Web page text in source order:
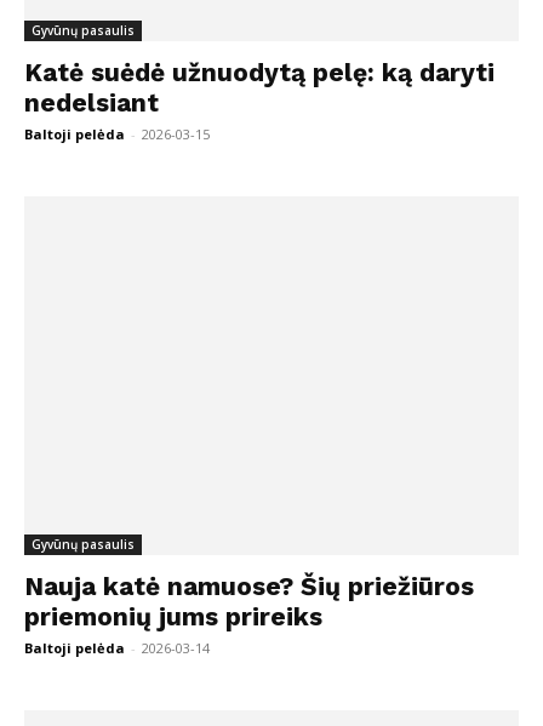
Gyvūnų pasaulis
Katė suėdė užnuodytą pelę: ką daryti
nedelsiant
Baltoji pelėda - 2026-03-15
Gyvūnų pasaulis
Nauja katė namuose? Šių priežiūros
priemonių jums prireiks
Baltoji pelėda - 2026-03-14